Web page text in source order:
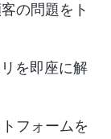
の問題をト
を即座に解
フォームを